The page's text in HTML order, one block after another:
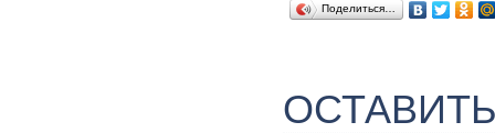
Поделиться…